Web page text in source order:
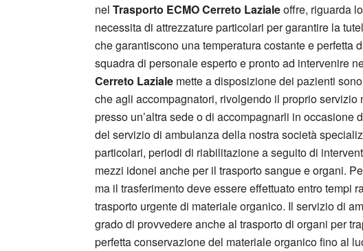
nel Trasporto ECMO Cerreto Lazialeoffre, riguarda
necessita di attrezzature particolari per garantire la
che garantiscono una temperatura costante e perfetta
squadra di personale esperto e pronto ad intervenire
Cerreto Laziale mette a disposizione dei pazienti
che agli accompagnatori, rivolgendo il proprio
presso un’altra sede o di accompagnarli in
del servizio di ambulanza della nostra società
particolari, periodi di riabilitazione a seguito di
mezzi idonei anche per il trasporto sangue e organi.
ma il trasferimento deve essere effettuato entro
trasporto urgente di materiale organico. Il servizio di
grado di provvedere anche al trasporto di organi per
perfetta conservazione del materiale organico fino al